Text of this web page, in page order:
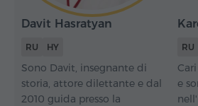
Davit Hasratyan
RU HY
Sono Davit, insegnante di
storia, attore dilettante e dal
2010 guida presso la
RU
e